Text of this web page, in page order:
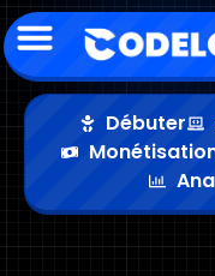
Débuter